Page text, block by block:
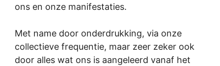
ons en onze manifestaties.
Met name door onderdrukking, via onze
collectieve frequentie, maar zeer zeker ook
door alles wat ons is aangeleerd vanaf het